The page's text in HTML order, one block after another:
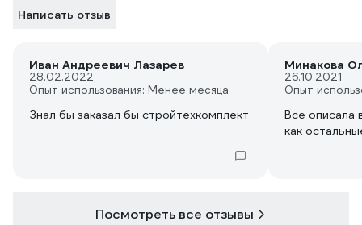
Написать отзыв
Иван Андреевич Лазарев
28.02.2022
Опыт использования: Менее месяца
Знал бы заказал бы стройтехкомплект
Минакова
26.10.2021
Опыт
Все описала
как
Посмотреть все отзывы